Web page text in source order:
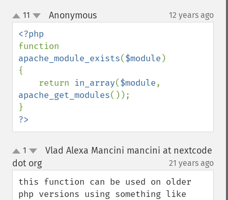
up
down
11 Anonymous¶ 12 years ago
apache_module_exists($module )
{
    return
in_array($module
apache_get_modules());
?>
up
down
1
Vlad Alexa Mancini mancini at nextcode
dot org¶ 21 years ago
this function can be used on older
php versions using something like